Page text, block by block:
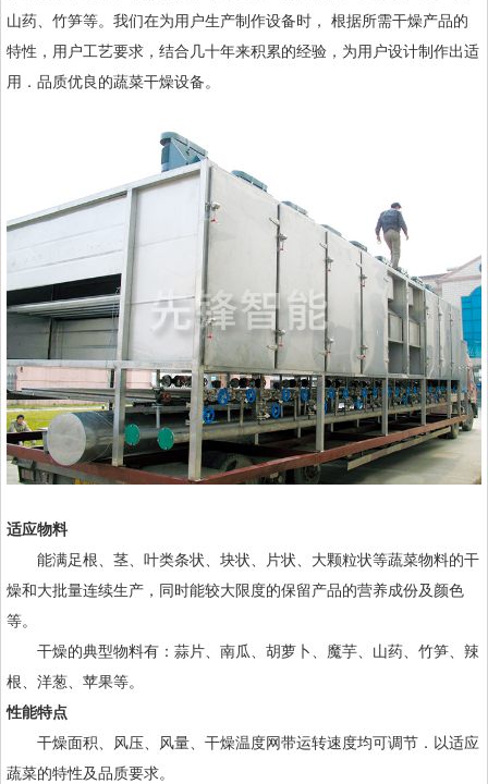
山药、竹笋等。我们在为用户生产制作设备时， 根据所需干燥产品的
特性，用户工艺要求，结合几十年来积累的经验，为用户设计制作出适
用．品质优良的蔬菜干燥设备。
适应物料
能满足根、茎、叶类条状、块状、片状、大颗粒状等蔬菜物料的干
燥和大批量连续生产，同时能较大限度的保留产品的营养成份及颜色
等。
干燥的典型物料有：蒜片、南瓜、胡萝卜、魔芋、山药、竹笋、辣
根、洋葱、苹果等。
性能特点
干燥面积、风压、风量、干燥温度网带运转速度均可调节．以适应
蔬菜的特性及品质要求。